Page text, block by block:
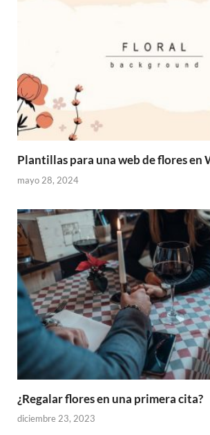
Plantillas para una web de flores en
mayo 28, 2024
¿Regalar flores en una primera cita?
diciembre 23, 2023